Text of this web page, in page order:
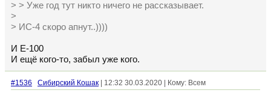
> > Уже год тут никто ничего не рассказывает.
>
> ИС-4 скоро апнут..))))
И Е-100
И ещё кого-то, забыл уже кого.
#1536 Сибирский Кошак | 12:32 30.03.2020 | Кому: Всем